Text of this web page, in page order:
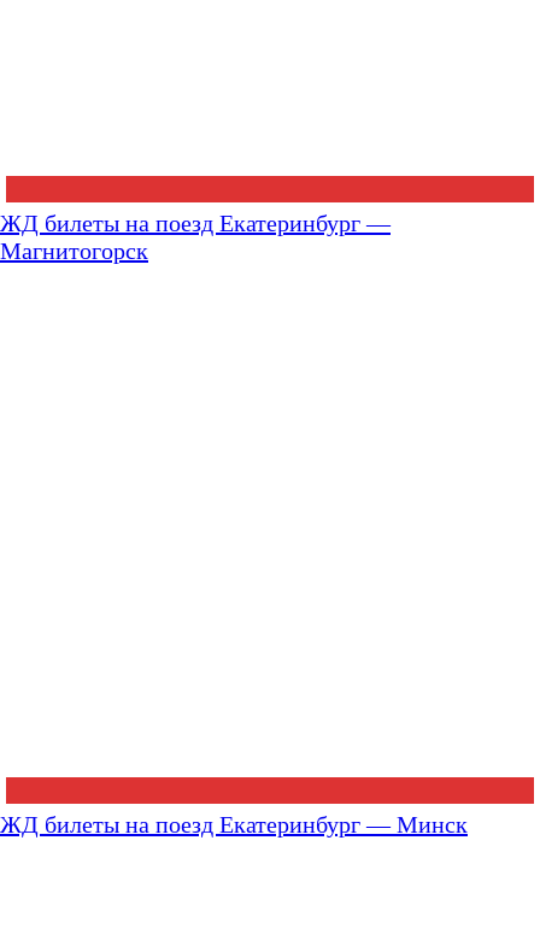
ЖД билеты на поезд Екатеринбург —
Магнитогорск
ЖД билеты на поезд Екатеринбург — Минск